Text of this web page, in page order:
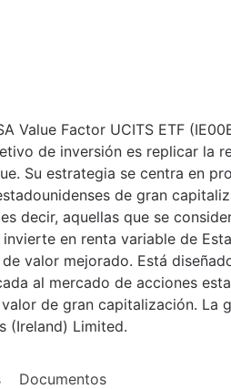
Value Factor UCITS ETF
de inversión es replicar la
Su estrategia se centra en
de gran
decir, aquellas que se
en renta variable de
valor mejorado. Está
al mercado de acciones
de gran capitalización. La
(Ireland) Limited.
Documentos